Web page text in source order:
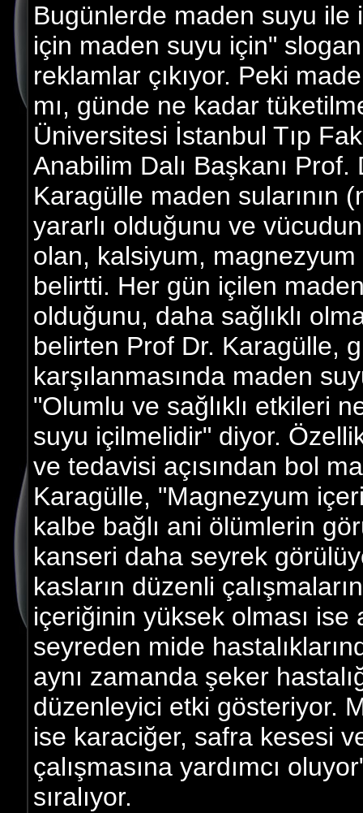
Bugünlerde maden suyu ile
için maden suyu için"
reklamlar çıkıyor. Peki
mı, günde ne kadar
Üniversitesi İstanbul Tıp
Anabilim Dalı Başkanı
Karagülle maden sularının
yararlı olduğunu ve
olan, kalsiyum,
belirtti. Her gün içilen
olduğunu, daha sağlıklı
belirten Prof Dr. Karagülle,
karşılanmasında maden
"Olumlu ve sağlıklı etkileri
suyu içilmelidir" diyor.
ve tedavisi açısından bol
Karagülle, "Magnezyum
kalbe bağlı ani ölümlerin
kanseri daha seyrek
kasların düzenli
içeriğinin yüksek olması ise
seyreden mide
aynı zamanda şeker
düzenleyici etki gösteriyor.
ise karaciğer, safra kesesi
çalışmasına yardımcı
sıralıyor.